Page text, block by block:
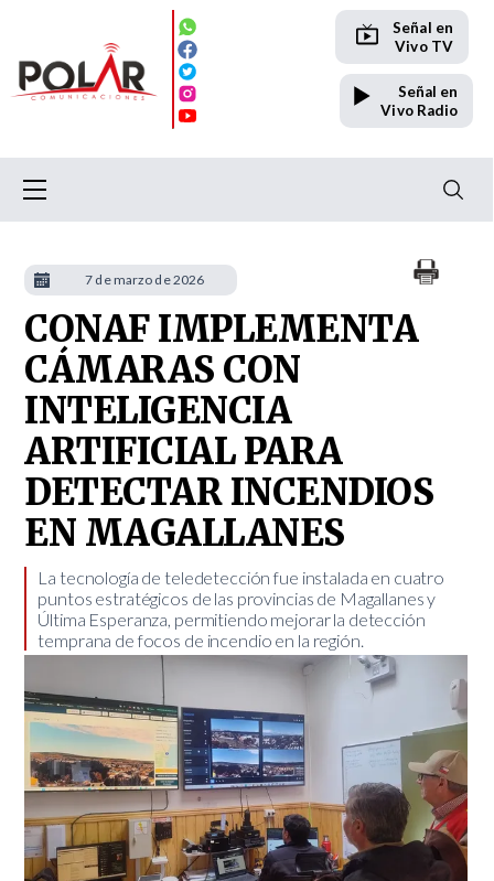
Señal en
Vivo TV
Señal en
Vivo Radio
CONAF IMPLEMENTA
CÁMARAS CON
INTELIGENCIA
ARTIFICIAL PARA
DETECTAR INCENDIOS
EN MAGALLANES
La tecnología de teledetección fue instalada en cuatro
puntos estratégicos de las provincias de Magallanes y
Última Esperanza, permitiendo mejorar la detección
temprana de focos de incendio en la región.
7 de marzo de 2026